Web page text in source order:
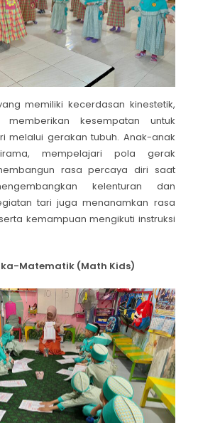
memiliki kecerdasan kinestetik,
memberikan kesempatan untuk
melalui gerakan tubuh. Anak-anak
mempelajari pola gerak
rasa percaya diri saat
kelenturan dan
tari juga menanamkan rasa
kemampuan mengikuti instruksi
Matematik (Math Kids)